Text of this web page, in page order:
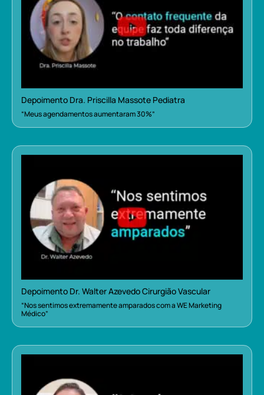
Depoimento Dra. Priscilla Massote Pediatra
“Meus agendamentos aumentaram 30%”
Depoimento Dr. Walter Azevedo Cirurgião Vascular
“Nos sentimos extremamente amparados com a WE Marketing
Médico”